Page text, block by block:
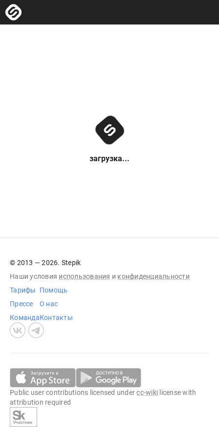
загрузка...
© 2013 — 2026. Stepik
Наши условия использования и конфиденциальности
Тарифы
Прессе
Команда
Помощь
О нас
Контакты
Public user contributions licensed undercc-wiki license with
attribution required